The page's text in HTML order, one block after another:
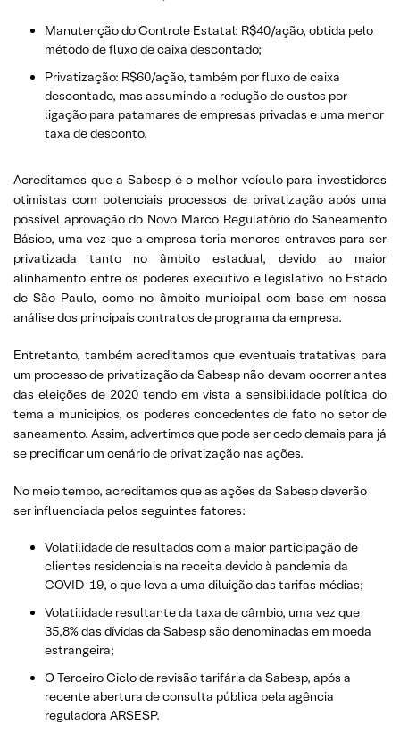
Manutenção do Controle Estatal: R$40/ação, obtida pelo
método de fluxo de caixa descontado;
Privatização: R$60/ação, também por fluxo de caixa
descontado, mas assumindo a redução de custos por
ligação para patamares de empresas privadas e uma menor
taxa de desconto.
Acreditamos que a Sabesp é o melhor veículo para investidores
otimistas com potenciais processos de privatização após uma
possível aprovação do Novo Marco Regulatório do Saneamento
Básico, uma vez que a empresa teria menores entraves para ser
privatizada tanto no âmbito estadual, devido ao maior
alinhamento entre os poderes executivo e legislativo no Estado
de São Paulo, como no âmbito municipal com base em nossa
análise dos principais contratos de programa da empresa.
Entretanto, também acreditamos que eventuais tratativas para
um processo de privatização da Sabesp não devam ocorrer antes
das eleições de 2020 tendo em vista a sensibilidade política do
tema a municípios, os poderes concedentes de fato no setor de
saneamento. Assim, advertimos que pode ser cedo demais para já
se precificar um cenário de privatização nas ações.
No meio tempo, acreditamos que as ações da Sabesp deverão
ser influenciada pelos seguintes fatores:
Volatilidade de resultados com a maior participação de
clientes residenciais na receita devido à pandemia da
COVID-19, o que leva a uma diluição das tarifas médias;
Volatilidade resultante da taxa de câmbio, uma vez que
35,8% das dívidas da Sabesp são denominadas em moeda
estrangeira;
O Terceiro Ciclo de revisão tarifária da Sabesp, após a
recente abertura de consulta pública pela agência
reguladora ARSESP.